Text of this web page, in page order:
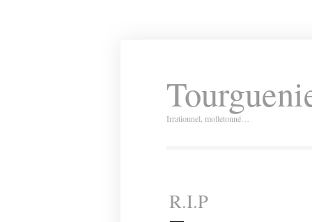
Irrationnel, molletonné…
R.I.P